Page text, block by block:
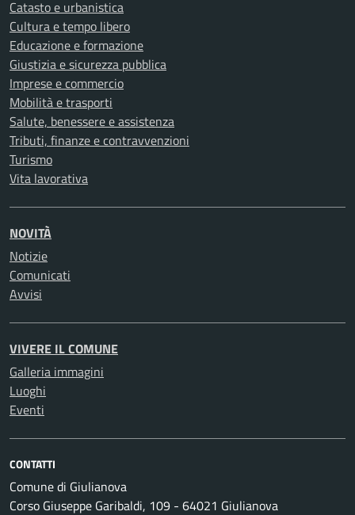
Catasto e urbanistica
Cultura e tempo libero
Educazione e formazione
Giustizia e sicurezza pubblica
Imprese e commercio
Mobilità e trasporti
Salute, benessere e assistenza
Tributi, finanze e contravvenzioni
Turismo
Vita lavorativa
NOVITÀ
Notizie
Comunicati
Avvisi
VIVERE IL COMUNE
Galleria immagini
Luoghi
Eventi
CONTATTI
Comune di Giulianova
Corso Giuseppe Garibaldi, 109 - 64021 Giulianova